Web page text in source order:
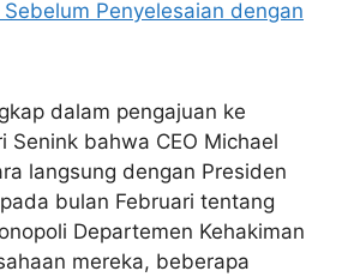
dalam pengajuan ke
Senink bahwa CEO Michael
langsung dengan Presiden
bulan Februari tentang
Departemen Kehakiman
mereka, beberapa